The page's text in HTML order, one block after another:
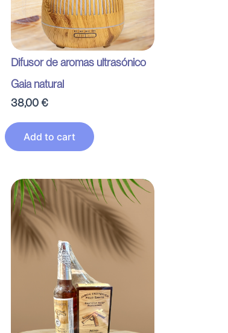
Difusor de aromas ultrasónico
Gaia natural
38,00 €
Add to cart